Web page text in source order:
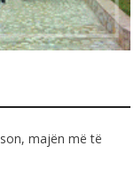
majën më të